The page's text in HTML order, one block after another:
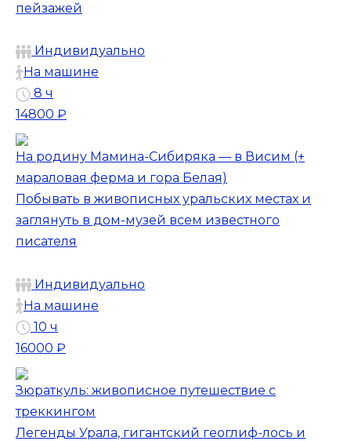
пейзажей
Индивидуально
На машине
8 ч
14800 ₽
На родину Мамина-Сибиряка — в Висим (+
мараловая ферма и гора Белая)
Побывать в живописных уральских местах и
заглянуть в дом-музей всем известного
писателя
Индивидуально
На машине
10 ч
16000 ₽
Зюраткуль: живописное путешествие с
треккингом
Легенды Урала, гигантский геоглиф-лось и